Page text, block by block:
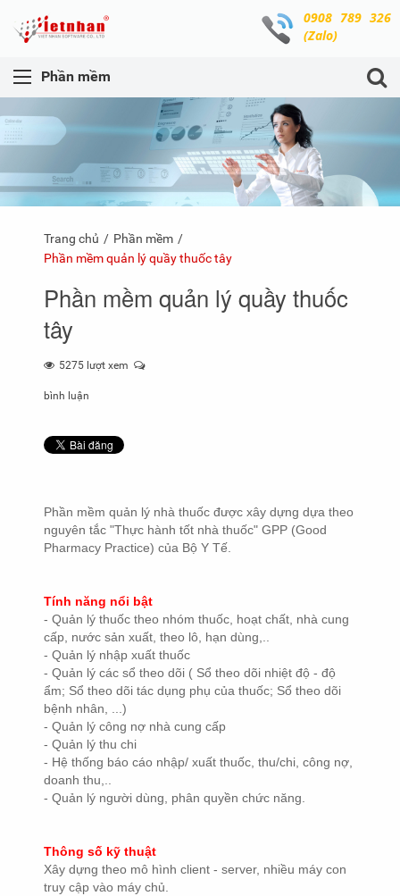
0908 789 326
(Zalo)
Phần mềm
Trang chủ
Phần mềm
Phần mềm quản lý quầy thuốc tây
Phần mềm quản lý quầy thuốc
tây
5275 lượt xem
bình luận
Phần mềm quản lý nhà thuốc được xây dựng dựa theo
nguyên tắc "Thực hành tốt nhà thuốc" GPP (Good
Pharmacy Practice) của Bộ Y Tế.
Tính năng nổi bật
- Quản lý thuốc theo nhóm thuốc, hoạt chất, nhà cung
cấp, nước sản xuất, theo lô, hạn dùng,..
- Quản lý nhập xuất thuốc
- Quản lý các sổ theo dõi ( Sổ theo dõi nhiệt độ - độ
ẩm; Sổ theo dõi tác dụng phụ của thuốc; Sổ theo dõi
bệnh nhân, ...)
- Quản lý công nợ nhà cung cấp
- Quản lý thu chi
- Hệ thống báo cáo nhập/ xuất thuốc, thu/chi, công nợ,
doanh thu,..
- Quản lý người dùng, phân quyền chức năng.
Thông số kỹ thuật
Xây dựng theo mô hình client - server, nhiều máy con
truy cập vào máy chủ.